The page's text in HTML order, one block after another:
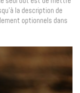
la description de
optionnels dans